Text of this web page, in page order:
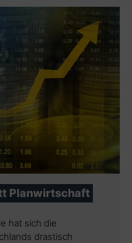
Planwirtschaft
hat sich die
drastisch